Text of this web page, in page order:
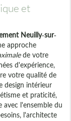
et
Neuilly-sur-
approche
de votre
d'expérience,
votre qualité de
design intérieur
et praticité,
avec l'ensemble du
l'architecte